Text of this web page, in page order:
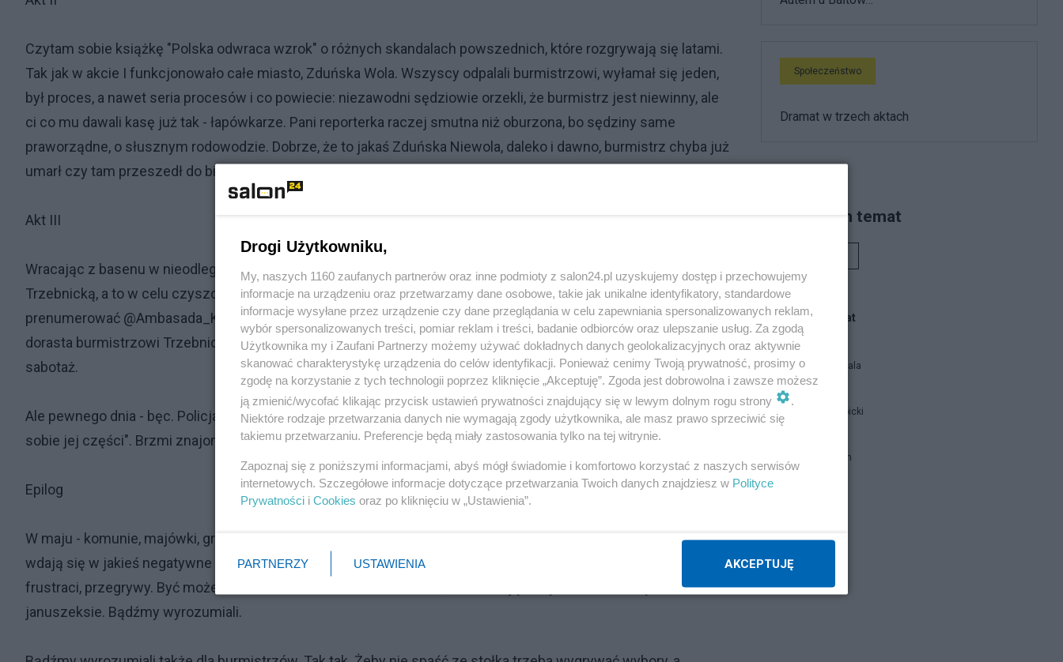
Czytam sobie książkę "Polska odwraca wzrok" o różnych skandalach powszednich, które rozgrywają się latami.
Tak jak w akcie I funkcjonowało całe miasto, Zduńska Wola. Wszyscy odpalali burmistrzowi, wyłamał się jeden,
był proces, a nawet seria procesów i co powiecie: niezawodni sędziowie orzekli, że burmistrz jest niewinny, ale
ci co mu dawali kasę już tak - łapówkarze. Pani reporterka raczej smutna niż oburzona, bo sędziny same
praworządne, o słusznym rodowodzie. Dobrze, że to jakaś Zduńska Niewola, daleko i dawno, burmistrz chyba już
umarł czy tam przeszedł do biznesu. Pozostał tylko smutek.
Akt III
Wracając z basenu w nieodległym akwaparku Trzebnica Zdrój zawsze zabieram ze stojaka Panoramę
Trzebnicką, a to w celu czyszczenia szyby kominkowej. Czytałbym, z nawyku, ale się nie da. Panoramę powinna
prenumerować @Ambasada_KRLD w Polsce, celem dalszego doskonalenia wizerunku Kim Dzong Una, bo nie
dorasta burmistrzowi Trzebnicy. Każdy artykuł sławi burmistrza, zdjęcie bez burmistrza to pomyłka albo
sabotaż.
Ale pewnego dnia - bęc. Policja, prokurator, zarzuty: "uzależniał przyznanie nagrody uznaniowej od przekazania
sobie jej części". Brzmi znajomo.
Epilog
W maju - komunie, majówki, grille - siadamy do stołu z różnymi biesiadnikami. Niektórzy okropnie psują nastrój,
wdają się w jakieś negatywne tyrady jakby owładnięci duchem Leppera czy Kononowicza. Nieudacznicy,
frustraci, przegrywy. Być może, ale niekoniecznie. Bardzo możliwe, że zarabiają na życie w samorządzie albo
januszeksie. Bądźmy wyrozumiali.
Społeczeństwo
Dramat w trzech aktach
Piszą na ten temat
Blogi na ten temat
Siukum Balala
Jan Filip Libicki
brat Damian
Drogi Użytkowniku,
My, naszych 1160 zaufanych partnerów oraz inne podmioty z salon24.pl uzyskujemy dostęp i przechowujemy
informacje na urządzeniu oraz przetwarzamy dane osobowe, takie jak unikalne identyfikatory, standardowe
informacje wysyłane przez urządzenie czy dane przeglądania w celu zapewniania spersonalizowanych reklam,
wybór spersonalizowanych treści, pomiar reklam i treści, badanie odbiorców oraz ulepszanie usług. Za zgodą
Użytkownika my i Zaufani Partnerzy możemy używać dokładnych danych geolokalizacyjnych oraz aktywnie
skanować charakterystykę urządzenia do celów identyfikacji. Ponieważ cenimy Twoją prywatność, prosimy o
zgodę na korzystanie z tych technologii poprzez kliknięcie „Akceptuję”. Zgoda jest dobrowolna i zawsze możesz
ją zmienić/wycofać klikając przycisk ustawień prywatności znajdujący się w lewym dolnym rogu strony
.
Niektóre rodzaje przetwarzania danych nie wymagają zgody użytkownika, ale masz prawo sprzeciwić się
takiemu przetwarzaniu. Preferencje będą miały zastosowania tylko na tej witrynie.
Zapoznaj się z poniższymi informacjami, abyś mógł świadomie i komfortowo korzystać z naszych serwisów
internetowych. Szczegółowe informacje dotyczące przetwarzania Twoich danych znajdziesz w Polityce
Prywatności i Cookies oraz po kliknięciu w „Ustawienia”.
PARTNERZY USTAWIENIA AKCEPTUJĘ